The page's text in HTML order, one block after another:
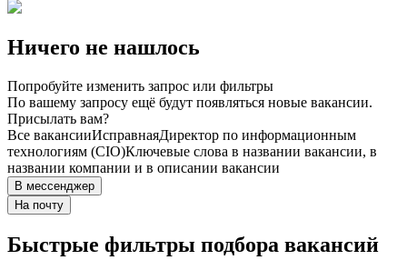
Ничего не нашлось
Попробуйте изменить запрос или фильтры
По вашему запросу ещё будут появляться новые вакансии.
Присылать вам?
Все вакансииИсправнаяДиректор по информационным
технологиям (CIO)Ключевые слова в названии вакансии, в
названии компании и в описании вакансии
В мессенджер
На почту
Быстрые фильтры подбора вакансий